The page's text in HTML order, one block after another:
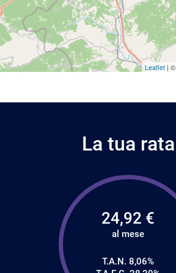
Leaflet | ©
La tua rata
24,92 €
al mese
T.A.N. 8,06%